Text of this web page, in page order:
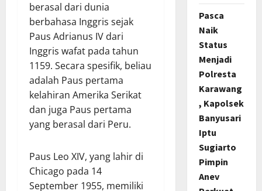
berasal dari dunia
berbahasa Inggris sejak
Paus Adrianus IV dari
Inggris wafat pada tahun
1159. Secara spesifik, beliau
adalah Paus pertama
kelahiran Amerika Serikat
dan juga Paus pertama
yang berasal dari Peru.
Paus Leo XIV, yang lahir di
Chicago pada 14
September 1955, memiliki
Pasca
Naik
Status
Menjadi
Polresta
Karawang
, Kapolsek
Banyusari
Iptu
Sugiarto
Pimpin
Anev